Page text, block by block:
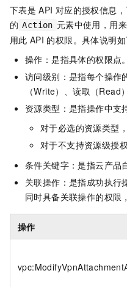
下表是 API 对应的授权信息
的 Action 元素中使用，用
用此 API 的权限。具体说明如
操作：是指具体的权限点。
访问级别：是指每个操作
（Write）、读取（Read
资源类型：是指操作中支
对于必选的资源类型
对于不支持资源级授
条件关键字：是指云产品
关联操作：是指成功执行
同时具备关联操作的权限
操作